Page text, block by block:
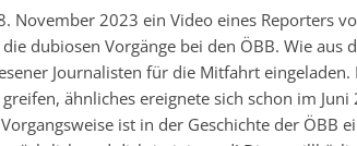
November 2023 ein Video eines Reporters
dubiosen Vorgänge bei den ÖBB. Wie
Journalisten für die Mitfahrt eingeladen.
ähnliches ereignete sich schon im
ist in der Geschichte der ÖBB